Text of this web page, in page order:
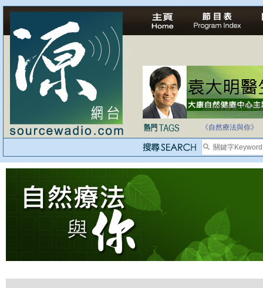
法治社會並不等同
自家教育合法化-
《自然療法與你》